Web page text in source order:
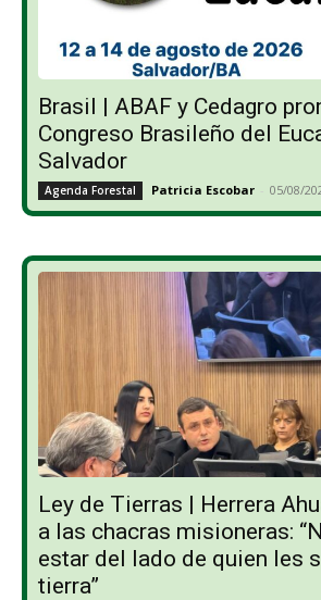
Brasil | ABAF y Cedagro
Congreso Brasileño del
Salvador
Agenda Forestal Patricia Escobar - 05/08/
Ley de Tierras | Herrera
a las chacras misioneras:
estar del lado de quien les
tierra”